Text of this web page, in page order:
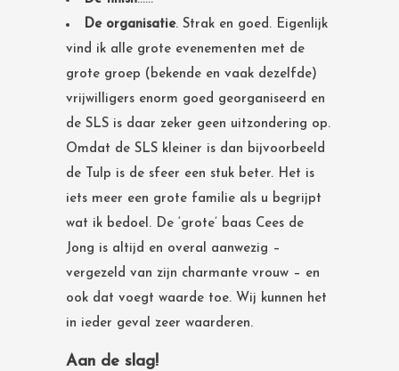
De organisatie. Strak en goed. Eigenlijk
vind ik alle grote evenementen met de
grote groep (bekende en vaak dezelfde)
vrijwilligers enorm goed georganiseerd en
de SLS is daar zeker geen uitzondering op.
Omdat de SLS kleiner is dan bijvoorbeeld
de Tulp is de sfeer een stuk beter. Het is
iets meer een grote familie als u begrijpt
wat ik bedoel. De ‘grote’ baas Cees de
Jong is altijd en overal aanwezig –
vergezeld van zijn charmante vrouw – en
ook dat voegt waarde toe. Wij kunnen het
in ieder geval zeer waarderen.
Aan de slag!